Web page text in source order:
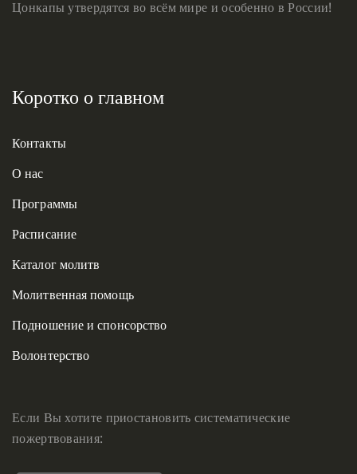
Цонкапы утвердятся во всём мире и особенно в России!
Коротко о главном
Контакты
О нас
Программы
Расписание
Каталог молитв
Молитвенная помощь
Подношение и спонсорство
Волонтерство
Если Вы хотите приостановить систематические
пожертвования: